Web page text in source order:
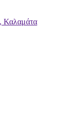
Καλαμάτα